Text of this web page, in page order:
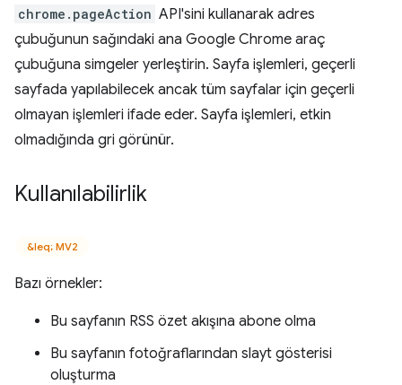
chrome.pageAction API'sini kullanarak adres
çubuğunun sağındaki ana Google Chrome araç
çubuğuna simgeler yerleştirin. Sayfa işlemleri, geçerli
sayfada yapılabilecek ancak tüm sayfalar için geçerli
olmayan işlemleri ifade eder. Sayfa işlemleri, etkin
olmadığında gri görünür.
Kullanılabilirlik
&leq; MV2
Bazı örnekler:
Bu sayfanın RSS özet akışına abone olma
Bu sayfanın fotoğraflarından slayt gösterisi
oluşturma